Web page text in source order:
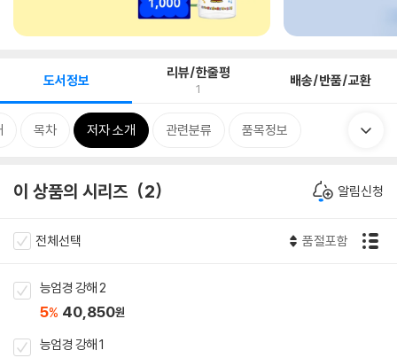
도서정보 리뷰/한줄평
1 배송/반품/교환
목차 저자 소개 관련분류 품목정보
이 상품의 시리즈 2 알림신청
전체선택 품절포함
능엄경 강해 2
5% 40,850원
능엄경 강해 1